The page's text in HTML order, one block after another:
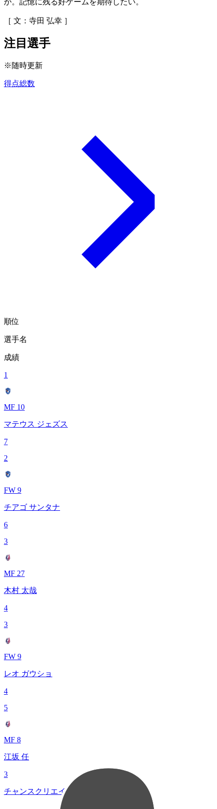
［ 文：寺田 弘幸 ］
注目選手
※随時更新
得点総数
順位
選手名
成績
1
MF 10
マテウス ジェズス
7
2
FW 9
チアゴ サンタナ
6
3
MF 27
木村 太哉
4
3
FW 9
レオ ガウショ
4
5
MF 8
江坂 任
3
チャンスクリエイト総数